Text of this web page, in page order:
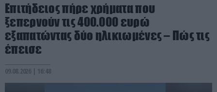
Επιτήδειος πήρε χρήματα που
ξεπερνούν τις 400.000 ευρώ
εξαπατώντας δύο ηλικιωμένες – Πώς τις
έπεισε
09.08.2026 | 16:48